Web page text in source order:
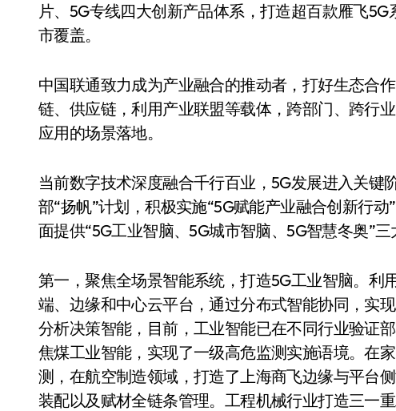
片、5G专线四大创新产品体系，打造超百款雁飞
市覆盖。
中国联通致力成为产业融合的推动者，打好生态合
链、供应链，利用产业联盟等载体，跨部门、跨行
应用的场景落地。
当前数字技术深度融合千行百业，5G发展进入关
部“扬帆”计划，积极实施“5G赋能产业融合创新行
面提供“5G工业智脑、5G城市智脑、5G智慧冬奥”
第一，聚焦全场景智能系统，打造5G工业智脑。利
端、边缘和中心云平台，通过分布式智能协同，实
分析决策智能，目前，工业智能已在不同行业验证
焦煤工业智能，实现了一级高危监测实施语境。在
测，在航空制造领域，打造了上海商飞边缘与平台
装配以及赋材全链条管理。工程机械行业打造三一